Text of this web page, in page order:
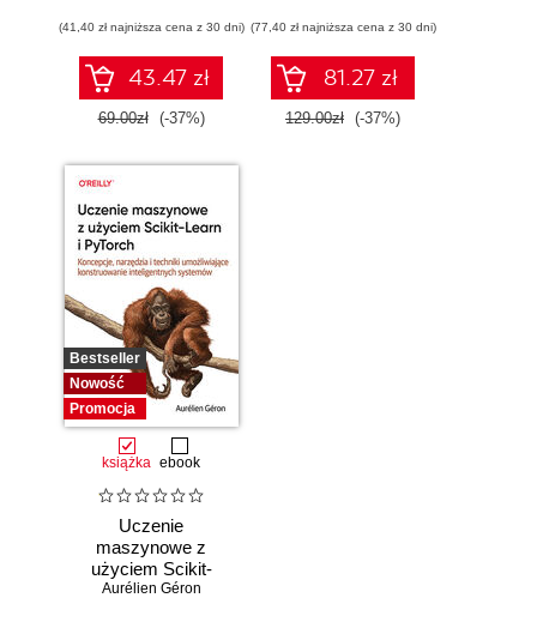
(41,40 zł najniższa cena z 30 dni)
43.47 zł
69.00zł (-37%)
(77,40 zł najniższa cena z 30 dni)
81.27 zł
129.00zł (-37%)
Bestseller
Nowość
Promocja
książka ebook
Uczenie
maszynowe z
użyciem Scikit-
Learn i PyTorch.
Aurélien Géron